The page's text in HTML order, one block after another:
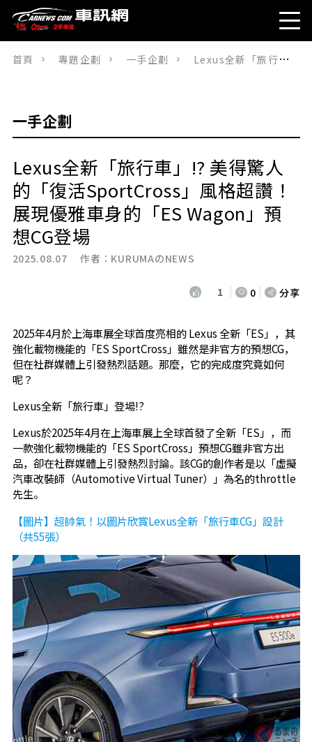
首頁 專題企劃 一手企劃 Lexus全新「旅行車」!? 美得驚人的「復活SportCross」風格超讚！展現優雅車身的「ES Wagon」預想CG登場
一手企劃
Lexus全新「旅行車」!? 美得驚人
的「復活SportCross」風格超讚！
展現優雅車身的「ES Wagon」預
想CG登場
2025.08.07 作者： KURUMAのNEWS
1 0 分享
2025年4月於上海車展全球首度亮相的 Lexus 全新「ES」，其
強化載物機能的「ES SportCross」雖然是非官方的預想CG，
但在社群媒體上引發熱烈話題。那麼，它的完成度究竟如何
呢？
Lexus全新「旅行車」登場!?
Lexus於2025年4月在上海車展上全球首發了全新「ES」，而
一款強化載物機能的「ES SportCross」預想CG雖非官方出
品，卻在社群媒體上引發熱烈討論。該CG的創作者是以「虛擬
汽車改裝師（Automotive Virtual Tuner）」為名的throttle
先生。
【圖片】超帥氣！以圖片欣賞Lexus全新「旅行車CG」設計
（共55張）